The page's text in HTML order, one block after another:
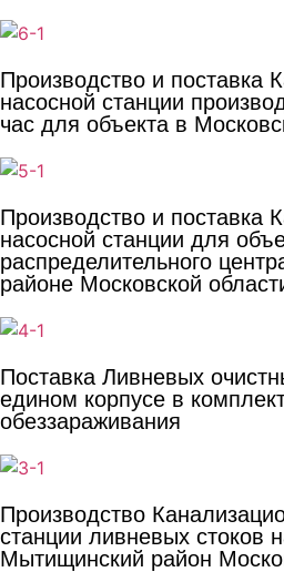
Производство и поставка
насосной станции
час для объекта в
Производство и поставка
насосной станции для
распределительного
районе Московской
Поставка Ливневых
едином корпусе в
обеззараживания
Производство
станции ливневых стоков
Мытищинский район